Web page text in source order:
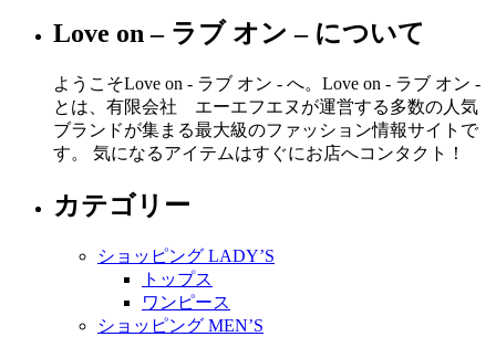
Love on – ラブ オン – について
ようこそLove on - ラブ オン - へ。Love on - ラブ オン -
とは、有限会社 エーエフエヌが運営する多数の人気
ブランドが集まる最大級のファッション情報サイトで
す。 気になるアイテムはすぐにお店へコンタクト！
カテゴリー
ショッピング LADY’S
トップス
ワンピース
ショッピング MEN’S